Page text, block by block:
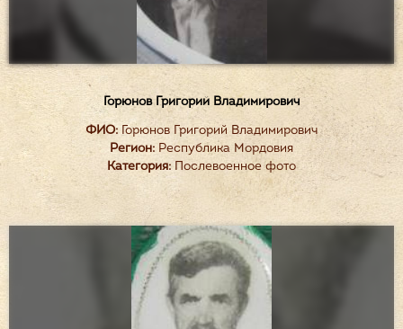
Горюнов Григорий Владимирович
ФИО: Горюнов Григорий Владимирович
Регион: Республика Мордовия
Категория:Послевоенное фото